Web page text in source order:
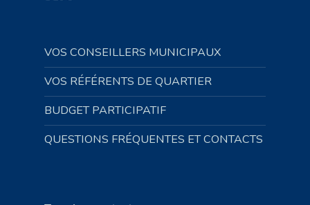
VOS CONSEILLERS MUNICIPAUX
VOS RÉFÉRENTS DE QUARTIER
BUDGET PARTICIPATIF
QUESTIONS FRÉQUENTES ET CONTACTS